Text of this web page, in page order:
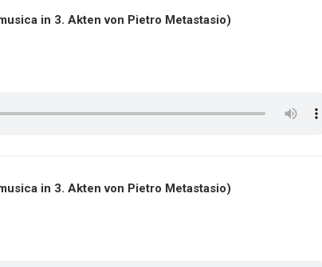
in 3. Akten von Pietro Metastasio)
in 3. Akten von Pietro Metastasio)